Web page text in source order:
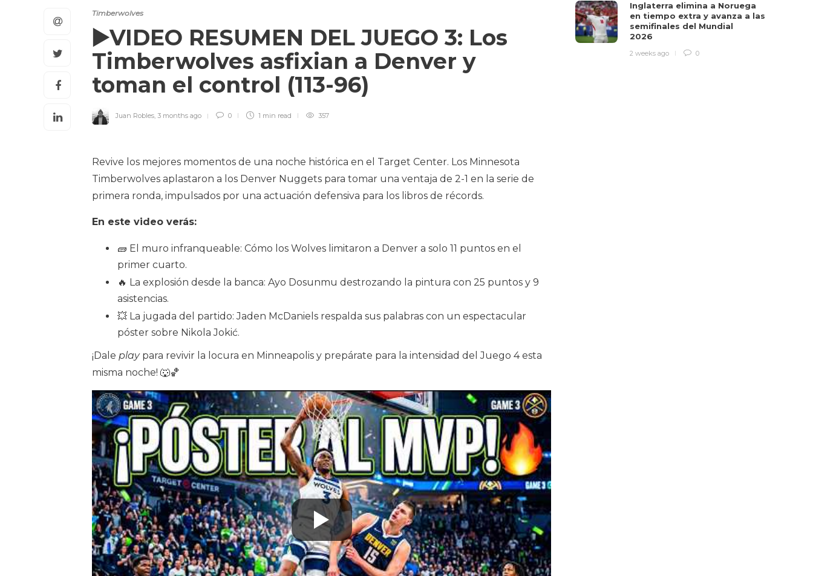
Timberwolves
▶️VIDEO RESUMEN DEL JUEGO 3: Los
Timberwolves asfixian a Denver y
toman el control (113-96)
Juan Robles, 3 months ago 0 1 min read 357
Revive los mejores momentos de una noche histórica en el Target Center. Los Minnesota
Timberwolves aplastaron a los Denver Nuggets para tomar una ventaja de 2-1 en la serie de
primera ronda, impulsados por una actuación defensiva para los libros de récords.
En este video verás:
🧱 El muro infranqueable: Cómo los Wolves limitaron a Denver a solo 11 puntos en el
primer cuarto.
🔥 La explosión desde la banca: Ayo Dosunmu destrozando la pintura con 25 puntos y 9
asistencias.
💥 La jugada del partido: Jaden McDaniels respalda sus palabras con un espectacular
póster sobre Nikola Jokić.
¡Dale playpara revivir la locura en Minneapolis y prepárate para la intensidad del Juego 4 esta
misma noche! 🐺🏀
Inglaterra elimina a Noruega
en tiempo extra y avanza a las
semifinales del Mundial
2026
2 weeks ago 0